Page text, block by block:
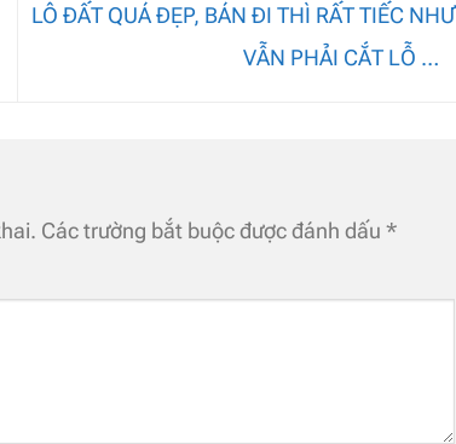
LÔ ĐẤT QUÁ ĐẸP, BÁN ĐI THÌ RẤT TIẾC
VẪN PHẢI CẮT LỖ …
Các trường bắt buộc được đánh dấu *